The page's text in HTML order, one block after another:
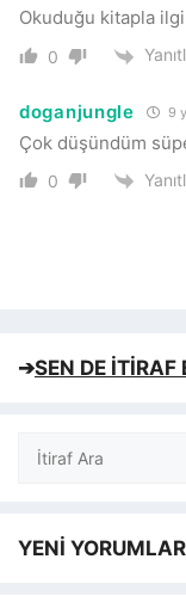
Okuduğu kitapla
0
doganjungle 9
Çok düşündüm
0
➔SEN DE İTİRAF
Ara
YENİ YORUMLAR